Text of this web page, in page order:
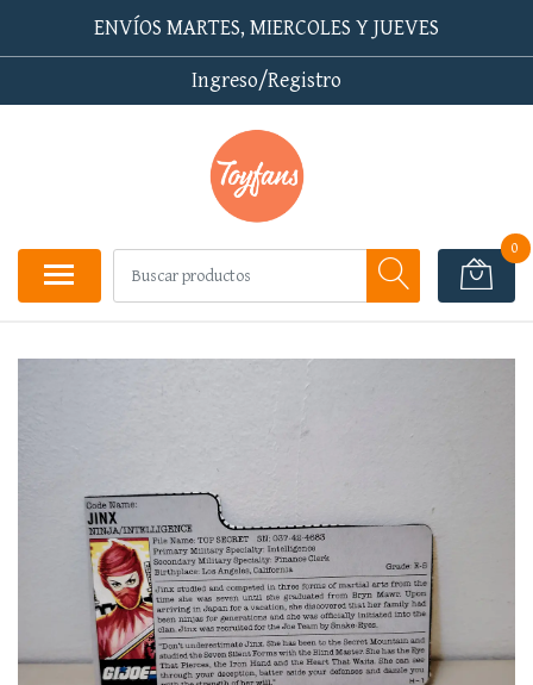
ENVÍOS MARTES, MIERCOLES Y JUEVES
Ingreso/Registro
0